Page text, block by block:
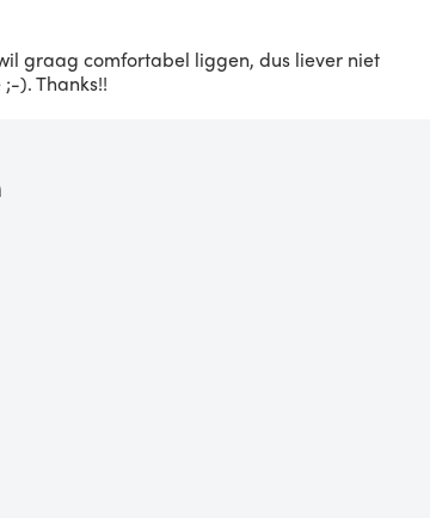
graag comfortabel liggen, dus liever niet
). Thanks!!